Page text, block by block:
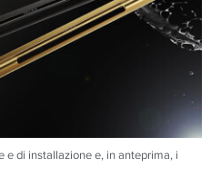
e di installazione e, in anteprima, i